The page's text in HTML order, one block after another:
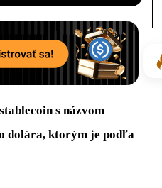
s názvom
dolára, ktorým je podľa